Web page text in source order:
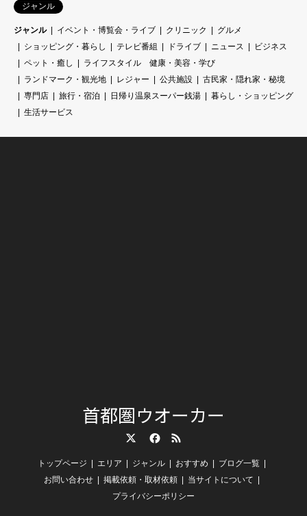
ジャンル
ジャンル イベント・博覧会・ライブ クリニック
グルメ
ショッピング・暮らし
テレビ番組 ドライブ ニュース
ビジネス
ペット・癒し
ライフスタイル 健康・美容・学び
ランドマーク・観光地
レジャー 公共施設
古民家・隠れ家・秘境
専門店
旅行・宿泊 日帰り温泉スーパー銭湯
暮らし・ショッピング
生活サービス
首都圏ウオーカー
トップページ エリア ジャンル おすすめ
ブログ一覧
お問い合わせ
掲載依頼・取材依頼
当サイトについて
プライバシーポリシー